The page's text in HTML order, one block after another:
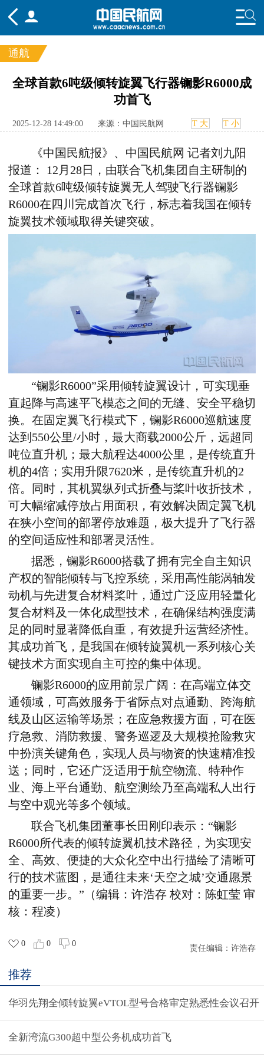
频道
国内
航图 智库 专题 舆情
通航
全球首款6吨级倾转旋翼飞行器镧影R6000成
功首飞
2025-12-28 14:49:00 来源：中国民航网 T 大 T 小
《中国民航报》、中国民航网 记者刘九阳
报道： 12 月 28日，由联合飞机集团自主研制的
全球首款6吨级倾转旋翼无人驾驶飞行器镧影
R6000在四川完成首次飞行， 标志着我国在倾转
旋翼技术领域取得关键突破。
“镧影R6000”采用倾转旋翼设计，可实现垂
直起降与高速平飞模态之间的无缝、安全平稳切
换。在固定翼飞行模式下，镧影R6000巡航速度
达到 550公里/小时，最大商载2000公斤，远超同
吨位直升机；最大航程达4000公里，是传统直升
机的4倍；实用升限7620米，是传统直升机的2
倍。同时，其机翼纵列式折叠与桨叶收折技术，
可大幅缩减停放占用面积，有效解决固定翼飞机
在狭小空间的部署停放难题，极大提升了飞行器
的空间适应性和部署灵活性。
据悉，镧影R6000搭载了拥有完全自主知识
产权的智能倾转与飞控系统，采用高性能涡轴发
动机与先进复合材料桨叶，通过广泛应用轻量化
复合材料及一体化成型技术，在确保结构强度满
足的同时显著降低自重，有效提升运营经济性。
其成功首飞，是我国在倾转旋翼机一系列核心关
键技术方面实现自主可控的集中体现。
镧影R6000的应用前景广阔：在高端立体交
通领域，可高效服务于省际点对点通勤、跨海航
线及山区运输等场景；在应急救援方面，可在医
疗急救、消防救援、警务巡逻及大规模抢险救灾
中扮演关键角色，实现人员与物资的快速精准投
送；同时， 它还广泛适用于航空物流、特种作
业、海上平台通勤、航空测绘乃至高端私人出行
与空中观光等多个领域。
联合飞机集团董事长田刚印表示：“镧影
R6000所代表的倾转旋翼机技术路径，为实现安
全、高效、便捷的大众化空中出行描绘了清晰可
行的技术蓝图，是通往未来‘天空之城’交通愿景
的重要一步。”（编辑：许浩存 校对：陈虹莹 审
核：程凌）
0 0 0
责任编辑： 许浩存
推荐
华羽先翔全倾转旋翼eVTOL型号合格审定熟悉性会议召开
全新湾流G300超中型公务机成功首飞